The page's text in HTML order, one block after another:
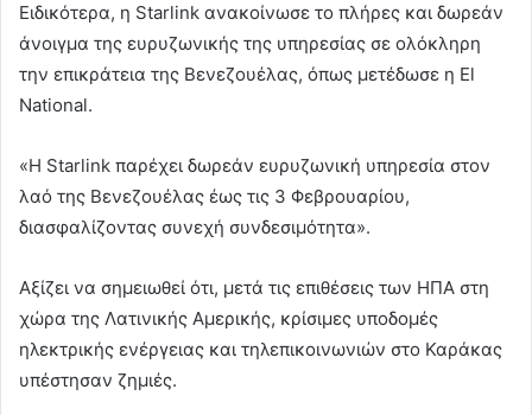
Ειδικότερα, η Starlink ανακοίνωσε το πλήρες και δωρεάν
άνοιγμα της ευρυζωνικής της υπηρεσίας σε ολόκληρη
την επικράτεια της Βενεζουέλας, όπως μετέδωσε η El
National.
«Η Starlink παρέχει δωρεάν ευρυζωνική υπηρεσία στον
λαό της Βενεζουέλας έως τις 3 Φεβρουαρίου,
διασφαλίζοντας συνεχή συνδεσιμότητα».
Αξίζει να σημειωθεί ότι, μετά τις επιθέσεις των ΗΠΑ στη
χώρα της Λατινικής Αμερικής, κρίσιμες υποδομές
ηλεκτρικής ενέργειας και τηλεπικοινωνιών στο Καράκας
υπέστησαν ζημιές.